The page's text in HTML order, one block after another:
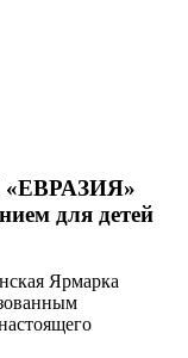
«ЕВРАЗИЯ»
для детей
Ярмарка